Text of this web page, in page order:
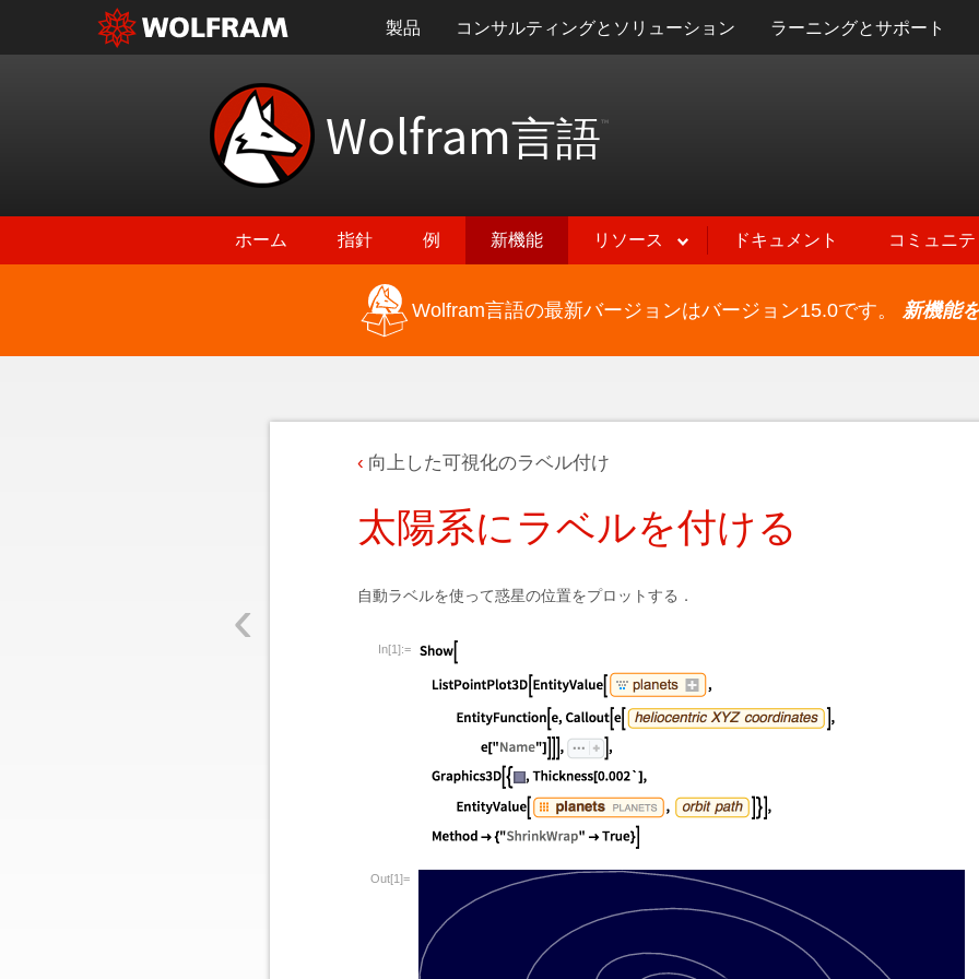
製品 コンサルティングとソリューション ラーニングとサポート
Wolfram言語™
ホーム 指針 例 新機能 リソース ドキュメント コミュニ
Wolfram言語の最新バージョンはバージョン15.0です。 新機能
‹
向上した可視化のラベル付け
太陽系にラベルを付ける
自動ラベルを使って惑星の位置をプロットする．
In[1]:=
Out[1]=